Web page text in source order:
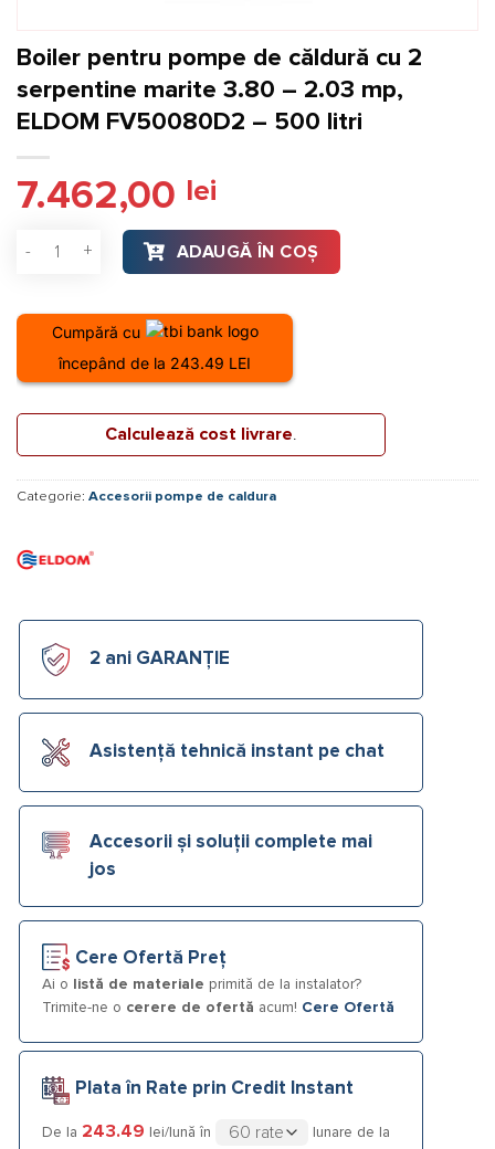
Boiler pentru pompe de căldură cu 2
serpentine marite 3.80 – 2.03 mp,
ELDOM FV50080D2 – 500 litri
7.462,00 lei
Cantitate Boiler pentru pompe de căldură cu 2 serpentine
ADAUGĂ ÎN COȘ
Cumpără cu
începând de la 243.49 LEI
Calculează cost livrare
Categorie: Accesorii pompe de caldura
2 ani GARANȚIE
Asistență tehnică instant pe chat
Accesorii și soluții complete mai
jos
Cere Ofertă Preț
Ai o listă de materiale primită de la instalator?
Trimite-ne o cerere de ofertă acum! Cere Ofertă
Plata în Rate prin Credit Instant
De la 243.49 lei/lună în lunare de la